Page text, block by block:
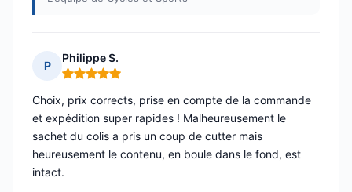
P
Philippe S.
Note : 5 sur 5
Choix, prix corrects, prise en compte de la commande
et expédition super rapides ! Malheureusement le
sachet du colis a pris un coup de cutter mais
heureusement le contenu, en boule dans le fond, est
intact.